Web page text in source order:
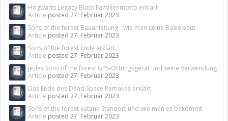
Hogwarts Legacy Black Familienmotto erklärt
Article posted 27. Februar 2023
Sons of the forest Bauanleitung - wie man seine Basis baut
Article posted 27. Februar 2023
Sons of the forest Ende erklärt
Article posted 27. Februar 2023
Jedes Sons of the forest GPS-Ortungsgerät und seine Verwendung
Article posted 27. Februar 2023
Das Ende des Dead Space Remakes erklärt
Article posted 27. Februar 2023
Sons of the forest katana Standort und wie man es bekommt
Article posted 27. Februar 2023